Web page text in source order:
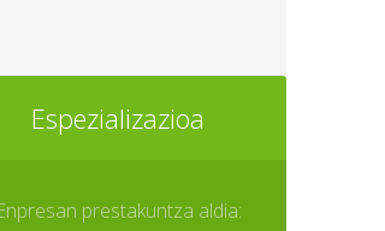
Espezializazioa
prestakuntza aldia: